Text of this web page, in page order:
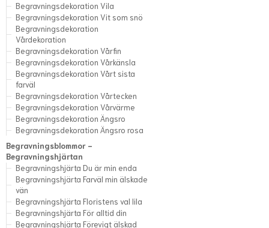
Begravningsdekoration Vila
Begravningsdekoration Vit som snö
Begravningsdekoration
Vårdekoration
Begravningsdekoration Vårfin
Begravningsdekoration Vårkänsla
Begravningsdekoration Vårt sista
farväl
Begravningsdekoration Vårtecken
Begravningsdekoration Vårvärme
Begravningsdekoration Ängsro
Begravningsdekoration Ängsro rosa
Begravningsblommor -
Begravningshjärtan
Begravningshjärta Du är min enda
Begravningshjärta Farväl min älskade
vän
Begravningshjärta Floristens val lila
Begravningshjärta För alltid din
Begravningshjärta Förevigt älskad